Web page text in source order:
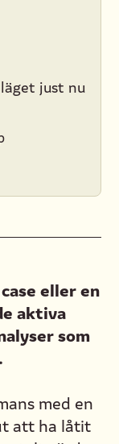
just nu
eller en
aktiva
som
med en
att ha låtit